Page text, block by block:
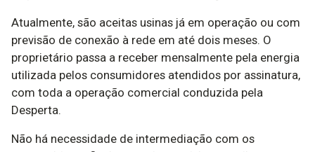
Atualmente, são aceitas usinas já em operação ou com
previsão de conexão à rede em até dois meses. O
proprietário passa a receber mensalmente pela energia
utilizada pelos consumidores atendidos por assinatura,
com toda a operação comercial conduzida pela
Desperta.
Não há necessidade de intermediação com os